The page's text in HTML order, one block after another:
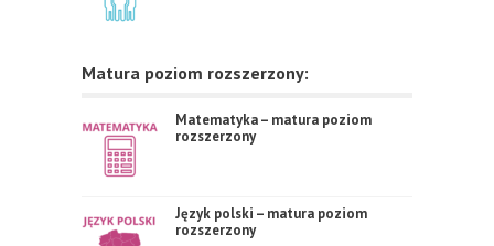
Matura poziom rozszerzony:
Matematyka – matura poziom
rozszerzony
Język polski – matura poziom
rozszerzony